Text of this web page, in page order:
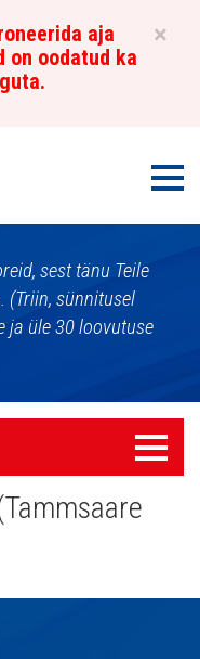
×
aja
on oodatud ka
sest tänu Teile
(Triin, sünnitusel
ja üle 30 loovutuse
Menüü